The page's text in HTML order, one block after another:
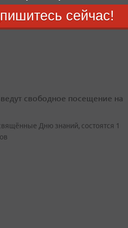
себя за оператора связи,
и сотрудника Центрального банка,
свободное посещение на
Дню знаний, состоятся 1
сейчас!